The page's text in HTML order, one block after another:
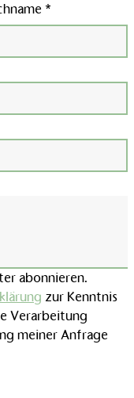
*
abonnieren.
zur Kenntnis
Verarbeitung
meiner Anfrage